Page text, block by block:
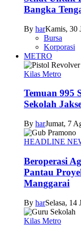
Bangka
By harKamis, 30
Bursa
Korporasi
METRO
Kilas Metro
Temuan 995
Sekolah
By harJumat, 7
HEADLINE
Beroperasi
Pantau
Manggarai
By harSelasa, 14
Kilas Metro